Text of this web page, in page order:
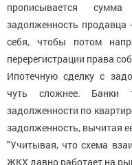
прописывается
задолженность продавца
себя, чтобы потом
перерегистрации права
Ипотечную сделку с
чуть сложнее. Банки
задолженности по
задолженность, вычитая
"Учитывая, что схема
ЖКХ давно работает на